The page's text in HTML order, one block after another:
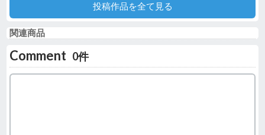
投稿作品を全て見る
関連商品
Comment 0件